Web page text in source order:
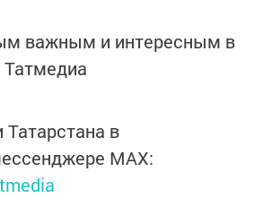
важным и интересным в
Татмедиа
Татарстана в
MАХ: